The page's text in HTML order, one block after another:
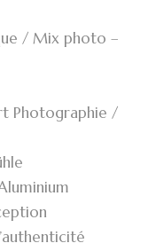
/ Mix photo –
Photographie /